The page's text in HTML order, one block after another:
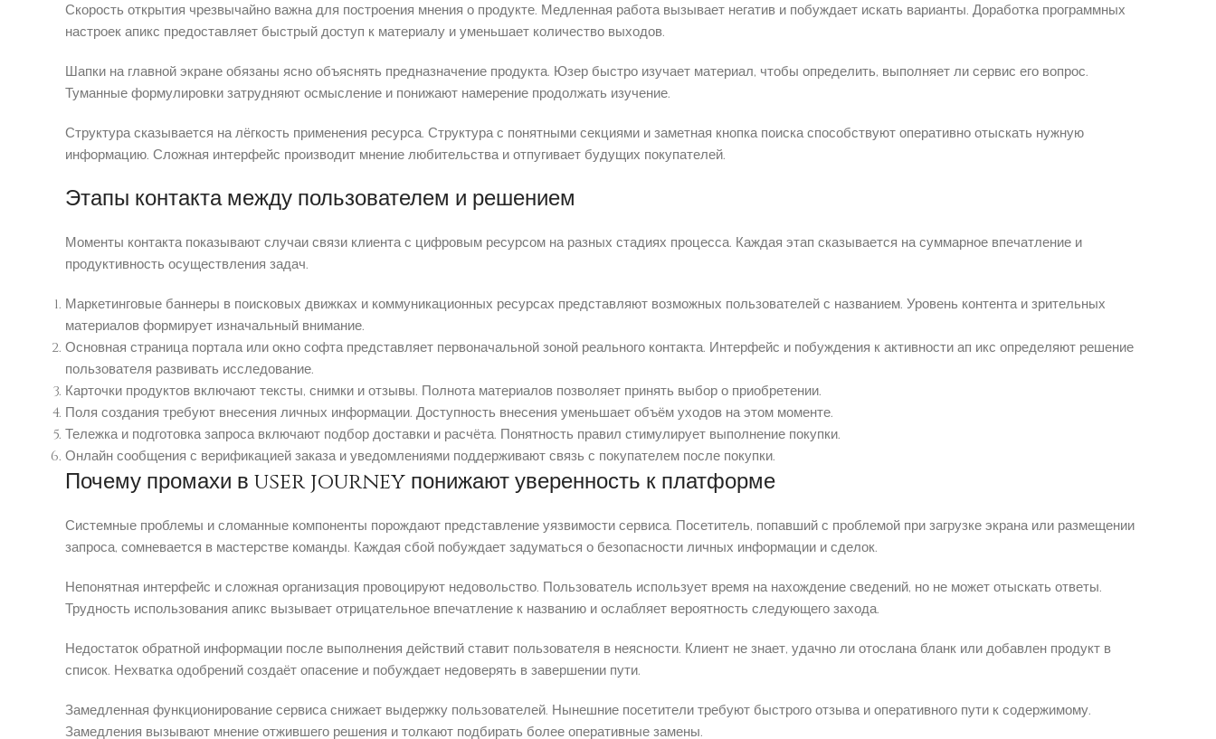
Скорость открытия чрезвычайно важна для построения мнения о продукте. Медленная работа вызывает негатив и побуждает искать варианты. Доработка программных
настроек апикс предоставляет быстрый доступ к материалу и уменьшает количество выходов.
Шапки на главной экране обязаны ясно объяснять предназначение продукта. Юзер быстро изучает материал, чтобы определить, выполняет ли сервис его вопрос.
Туманные формулировки затрудняют осмысление и понижают намерение продолжать изучение.
Структура сказывается на лёгкость применения ресурса. Структура с понятными секциями и заметная кнопка поиска способствуют оперативно отыскать нужную
информацию. Сложная интерфейс производит мнение любительства и отпугивает будущих покупателей.
Этапы контакта между пользователем и решением
Моменты контакта показывают случаи связи клиента с цифровым ресурсом на разных стадиях процесса. Каждая этап сказывается на суммарное впечатление и
продуктивность осуществления задач.
Маркетинговые баннеры в поисковых движках и коммуникационных ресурсах представляют возможных пользователей с названием. Уровень контента и зрительных
материалов формирует изначальный внимание.
Основная страница портала или окно софта представляет первоначальной зоной реального контакта. Интерфейс и побуждения к активности ап икс определяют решение
пользователя развивать исследование.
Карточки продуктов включают тексты, снимки и отзывы. Полнота материалов позволяет принять выбор о приобретении.
Поля создания требуют внесения личных информации. Доступность внесения уменьшает объём уходов на этом моменте.
Тележка и подготовка запроса включают подбор доставки и расчёта. Понятность правил стимулирует выполнение покупки.
Онлайн сообщения с верификацией заказа и уведомлениями поддерживают связь с покупателем после покупки.
Почему промахи в user journey понижают уверенность к платформе
Системные проблемы и сломанные компоненты порождают представление уязвимости сервиса. Посетитель, попавший с проблемой при загрузке экрана или размещении
запроса, сомневается в мастерстве команды. Каждая сбой побуждает задуматься о безопасности личных информации и сделок.
Непонятная интерфейс и сложная организация провоцируют недовольство. Пользователь использует время на нахождение сведений, но не может отыскать ответы.
Трудность использования апикс вызывает отрицательное впечатление к названию и ослабляет вероятность следующего захода.
Недостаток обратной информации после выполнения действий ставит пользователя в неясности. Клиент не знает, удачно ли отослана бланк или добавлен продукт в
список. Нехватка одобрений создаёт опасение и побуждает недоверять в завершении пути.
Замедленная функционирование сервиса снижает выдержку пользователей. Нынешние посетители требуют быстрого отзыва и оперативного пути к содержимому.
Замедления вызывают мнение отжившего решения и толкают подбирать более оперативные замены.